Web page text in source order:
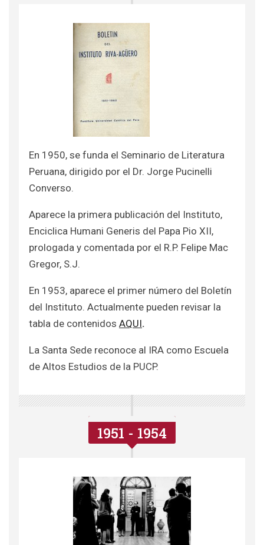
En 1950, se funda el Seminario de Literatura
Peruana, dirigido por el Dr. Jorge Pucinelli
Converso.
Aparece la primera publicación del Instituto,
Enciclica Humani Generis del Papa Pio XII,
prologada y comentada por el R.P. Felipe Mac
Gregor, S.J.
En 1953, aparece el primer número del Boletín
del Instituto. Actualmente pueden revisar la
tabla de contenidos AQUI.
La Santa Sede reconoce al IRA como Escuela
de Altos Estudios de la PUCP.
1951 - 1954